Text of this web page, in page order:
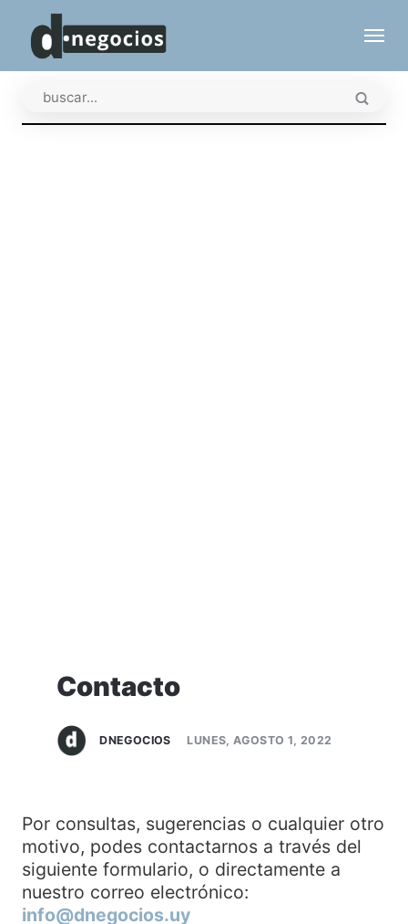
Contacto
DNEGOCIOS LUNES, AGOSTO 1, 2022
Por consultas, sugerencias o cualquier otro
motivo, podes contactarnos a través del
siguiente formulario, o directamente a
nuestro correo electrónico:
info@dnegocios.uy